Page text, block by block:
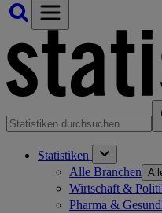
Statistiken
Alle Branchen
Wirtschaft &
Pharma &